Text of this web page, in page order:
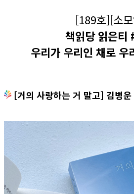
[189호][소
책읽당 읽은티
우리가 우리인 채로 우
[거의 사랑하는 거 말고] 김병